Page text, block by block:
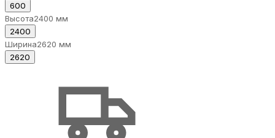
600
Высота2400 мм
2400
Ширина2620 мм
2620